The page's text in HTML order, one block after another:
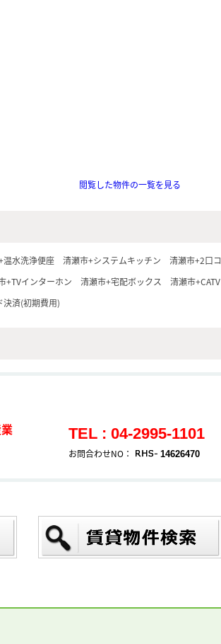
閲覧した物件の一覧を見る
温水洗浄便座 清瀬市+システムキッチン 清瀬市+2口
+TVインターホン 清瀬市+宅配ボックス 清瀬市+CATV
決済(初期費用)
TEL : 04-2995-1101
お問合わせNO： 14626470